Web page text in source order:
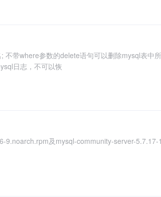
带where参数的delete语句可以删除mysql表
日志，不可以恢
9.noarch.rpm及mysql-community-server-